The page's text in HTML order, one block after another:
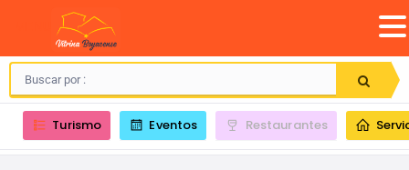
Turismo Eventos Restaurantes